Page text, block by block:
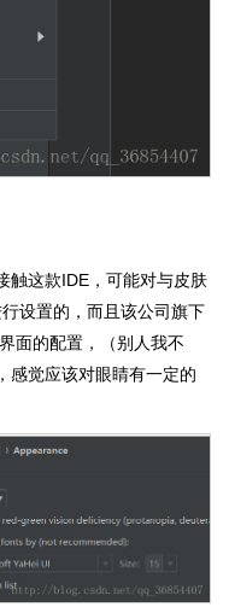
触这款IDE，可能对与皮肤
设置的，而且该公司旗下
面的配置，（别人我不
感觉应该对眼睛有一定的